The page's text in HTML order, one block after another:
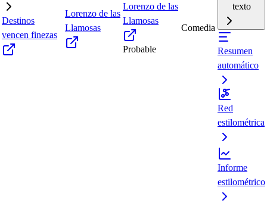
Destinos
vencen finezas
Lorenzo de las
Llamosas
Lorenzo de las
Llamosas
Probable
Comedia
texto
Resumen
automático
Red
estilométrica
Informe
estilométrico